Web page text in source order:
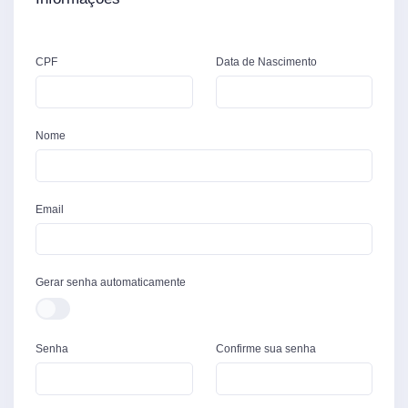
CPF Data de Nascimento
Nome
Email
Gerar senha automaticamente
Senha Confirme sua senha